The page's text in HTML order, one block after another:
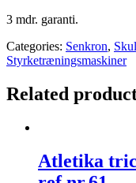
3 mdr. garanti.
Categories: Senkron,
Styrketræningsmaskiner
Related
Atletika